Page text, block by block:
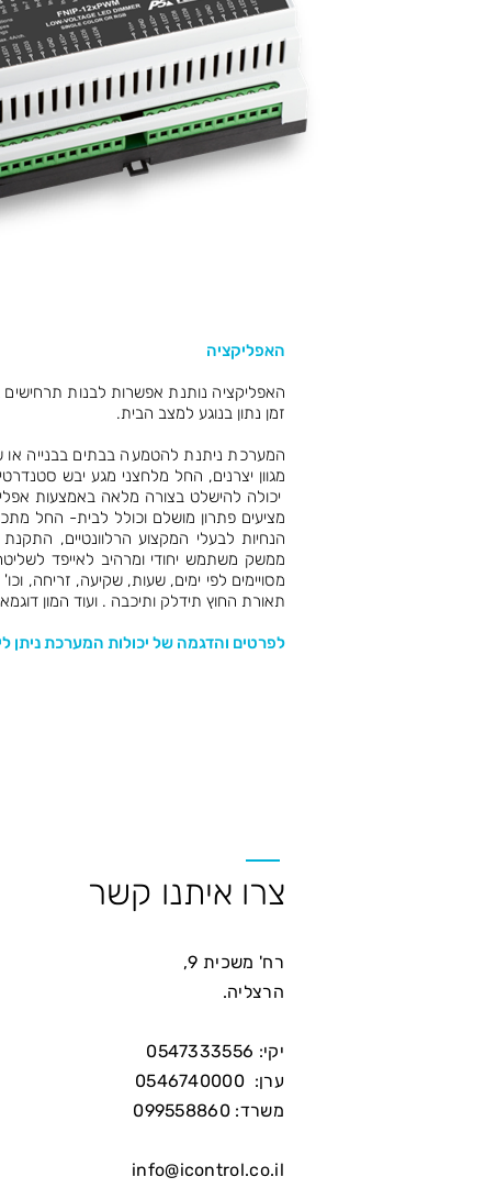
האפליקציה
האפליקציה נותנת אפשרות לבנות
זמן נתון בנוגע למצב הבית.
המערכת ניתנת להטמעה בבתים בבנייה או
מגוון יצרנים, החל מלחצני מגע יבש
יכולה להישלט בצורה מלאה באמצעות
מציעים פתרון מושלם וכולל לבית- החל
הנחיות לבעלי המקצוע הרלוונטיים,
ממשק משתמש יחודי ומרהיב לאייפד
מסויימים לפי ימים, שעות, שקיעה, זריחה,
תאורת החוץ תידלק ותיכבה . ועוד המון
לפרטים והדגמה של יכולות המערכת ניתן ליצור
צרו איתנו קשר
רח' משכית 9,
הרצליה.
יקי: 0547333556
ערן: 0546740000
משרד: 099558860
info@icontrol.co.il